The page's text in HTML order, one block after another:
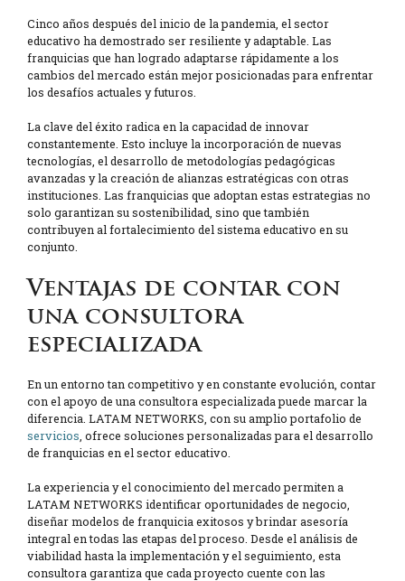
Cinco años después del inicio de la pandemia, el sector
educativo ha demostrado ser resiliente y adaptable. Las
franquicias que han logrado adaptarse rápidamente a los
cambios del mercado están mejor posicionadas para enfrentar
los desafíos actuales y futuros.
La clave del éxito radica en la capacidad de innovar
constantemente. Esto incluye la incorporación de nuevas
tecnologías, el desarrollo de metodologías pedagógicas
avanzadas y la creación de alianzas estratégicas con otras
instituciones. Las franquicias que adoptan estas estrategias no
solo garantizan su sostenibilidad, sino que también
contribuyen al fortalecimiento del sistema educativo en su
conjunto.
Ventajas de contar con
una consultora
especializada
En un entorno tan competitivo y en constante evolución, contar
con el apoyo de una consultora especializada puede marcar la
diferencia. LATAM NETWORKS, con su amplio portafolio de
servicios , ofrece soluciones personalizadas para el desarrollo
de franquicias en el sector educativo.
La experiencia y el conocimiento del mercado permiten a
LATAM NETWORKS identificar oportunidades de negocio,
diseñar modelos de franquicia exitosos y brindar asesoría
integral en todas las etapas del proceso. Desde el análisis de
viabilidad hasta la implementación y el seguimiento, esta
consultora garantiza que cada proyecto cuente con las